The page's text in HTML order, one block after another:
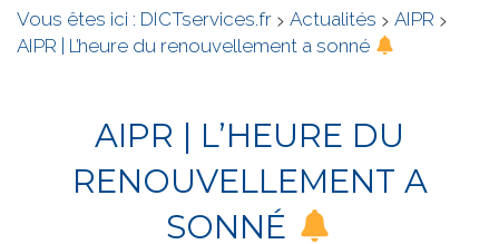
Vous êtes ici : DICTservices.fr > Actualités > AIPR >
AIPR | L’heure du renouvellement a sonné
AIPR | L’HEURE DU
RENOUVELLEMENT A
SONNÉ